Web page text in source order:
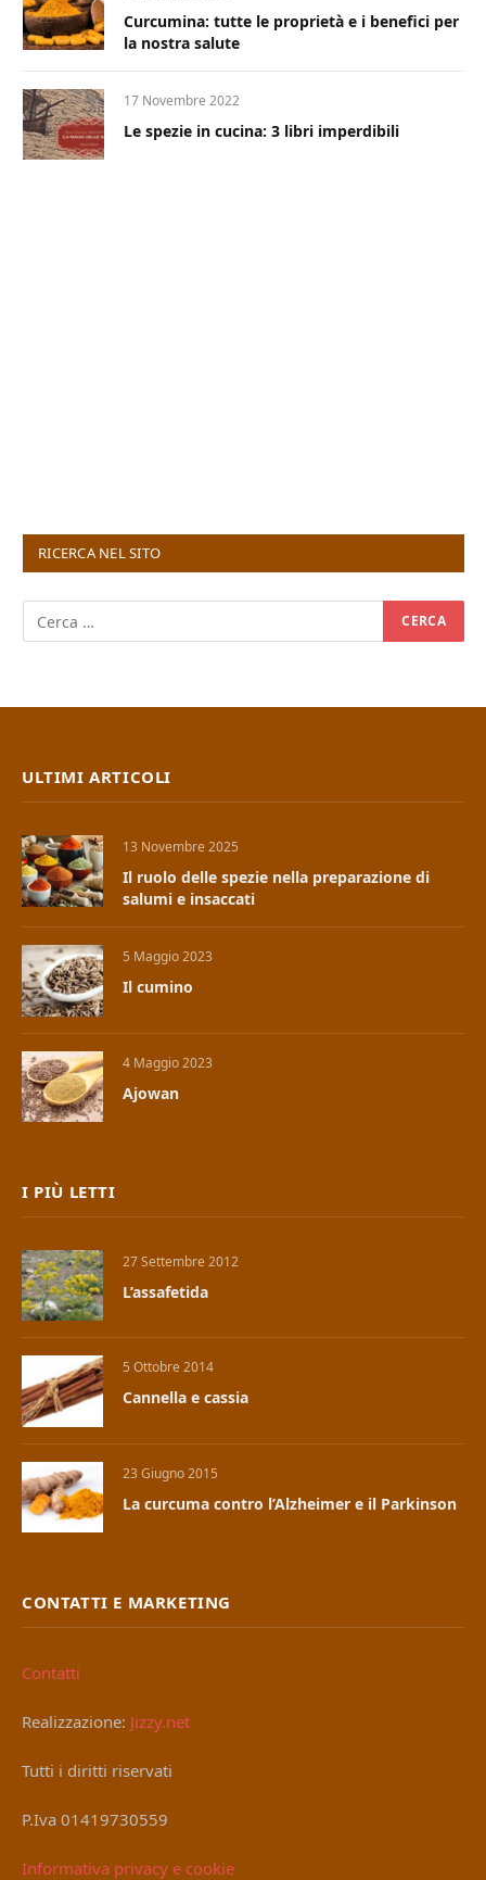
Curcumina: tutte le proprietà e i benefici per
la nostra salute
17 Novembre 2022
Le spezie in cucina: 3 libri imperdibili
RICERCA NEL SITO
ULTIMI ARTICOLI
13 Novembre 2025
Il ruolo delle spezie nella preparazione di
salumi e insaccati
5 Maggio 2023
Il cumino
4 Maggio 2023
Ajowan
I PIÙ LETTI
27 Settembre 2012
L’assafetida
5 Ottobre 2014
Cannella e cassia
23 Giugno 2015
La curcuma contro l’Alzheimer e il Parkinson
CONTATTI E MARKETING
Contatti
Realizzazione: Jizzy.net
Tutti i diritti riservati
P.Iva 01419730559
Informativa privacy e cookie